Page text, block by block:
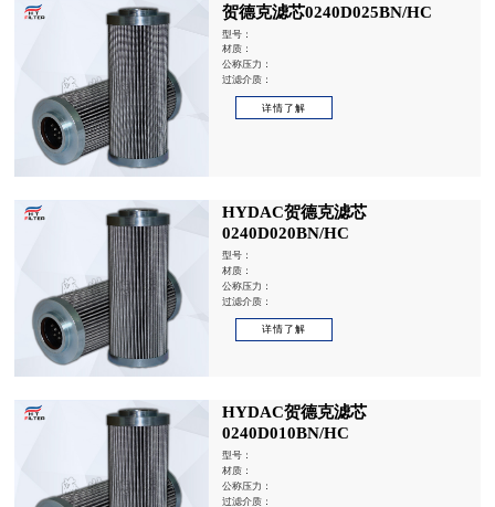
贺德克滤芯0240D025BN/HC
型号：
材质：
公称压力：
过滤介质：
详情了解
HYDAC贺德克滤芯
0240D020BN/HC
型号：
材质：
公称压力：
过滤介质：
详情了解
HYDAC贺德克滤芯
0240D010BN/HC
型号：
材质：
公称压力：
过滤介质：